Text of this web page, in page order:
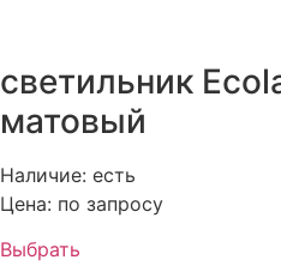
светильник
матовый
Наличие: есть
Цена: по запросу
Выбрать